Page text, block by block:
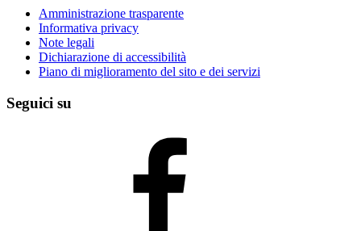
Amministrazione trasparente
Informativa privacy
Note legali
Dichiarazione di accessibilità
Piano di miglioramento del sito e dei servizi
Seguici su